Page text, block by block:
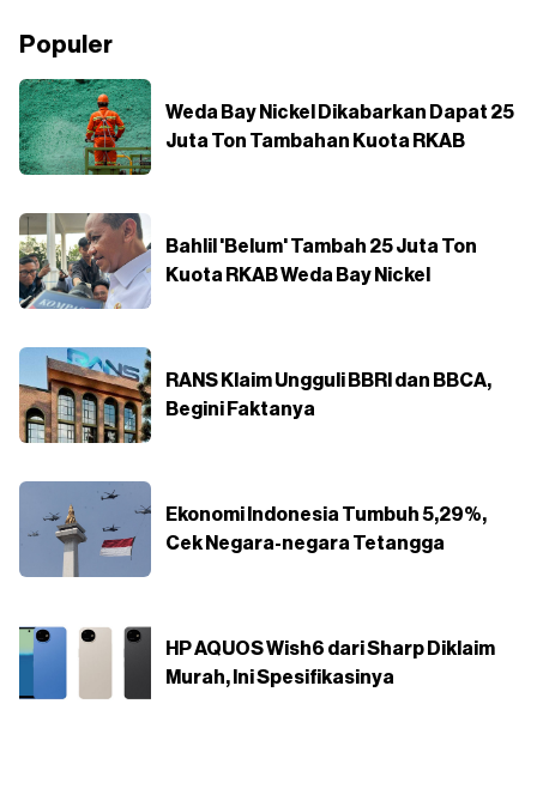
Populer
Weda Bay Nickel Dikabarkan Dapat 25
Juta Ton Tambahan Kuota RKAB
Bahlil 'Belum' Tambah 25 Juta Ton
Kuota RKAB Weda Bay Nickel
RANS Klaim Ungguli BBRI dan BBCA,
Begini Faktanya
Ekonomi Indonesia Tumbuh 5,29%,
Cek Negara-negara Tetangga
HP AQUOS Wish6 dari Sharp Diklaim
Murah, Ini Spesifikasinya